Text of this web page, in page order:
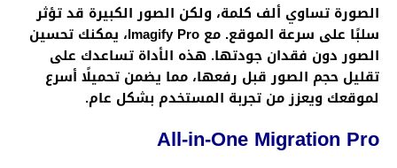
الصورة تساوي ألف كلمة، ولكن الصور الكبيرة قد تؤثر
سلبًا على سرعة الموقع. مع Imagify Pro، يمكنك تحسين
الصور دون فقدان جودتها. هذه الأداة تساعدك على
تقليل حجم الصور قبل رفعها، مما يضمن تحميلًا أسرع
لموقعك ويعزز من تجربة المستخدم بشكل عام.
All-in-One Migration Pro